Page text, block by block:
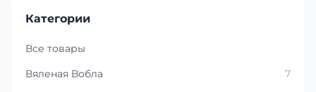
Категории
Все товары
Вяленая Вобла
7